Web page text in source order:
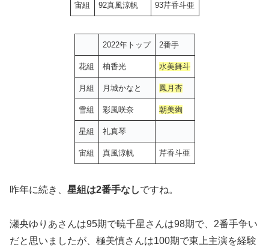
宙組 92真風涼帆 93芹香斗亜
2022年トップ 2番手
花組 柚香光 水美舞斗
月組 月城かなと 鳳月杏
雪組 彩風咲奈 朝美絢
星組 礼真琴
宙組 真風涼帆 芹香斗亜
昨年に続き、 星組は2番手なしですね。
瀬央ゆりあさんは95期で暁千星さんは98期で、2番手争い
だと思いましたが、極美慎さんは100期で東上主演を経験